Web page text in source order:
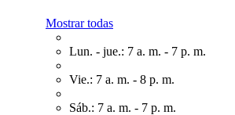
Mostrar todas
Lun. - jue.: 7 a. m. - 7 p. m.
Vie.: 7 a. m. - 8 p. m.
Sáb.: 7 a. m. - 7 p. m.